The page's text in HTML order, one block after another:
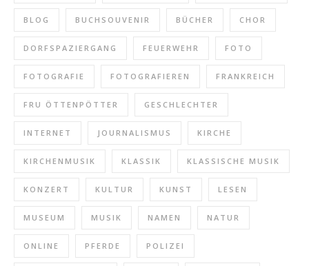
BLOG BUCHSOUVENIR BÜCHER CHOR
DORFSPAZIERGANG FEUERWEHR FOTO
FOTOGRAFIE FOTOGRAFIEREN FRANKREICH
FRU ÖTTENPÖTTER GESCHLECHTER
INTERNET JOURNALISMUS KIRCHE
KIRCHENMUSIK KLASSIK KLASSISCHE MUSIK
KONZERT KULTUR KUNST LESEN
MUSEUM MUSIK NAMEN NATUR
ONLINE PFERDE POLIZEI